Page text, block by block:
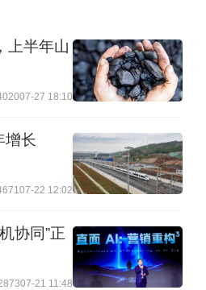
出半导体、通信、专
中国核建、德明利、
入6.66亿元、6.31亿
元、7.27亿元、6.41亿
上半年山
07-27 18:10
增长
07-22 12:02
协同”正
07-21 11:48